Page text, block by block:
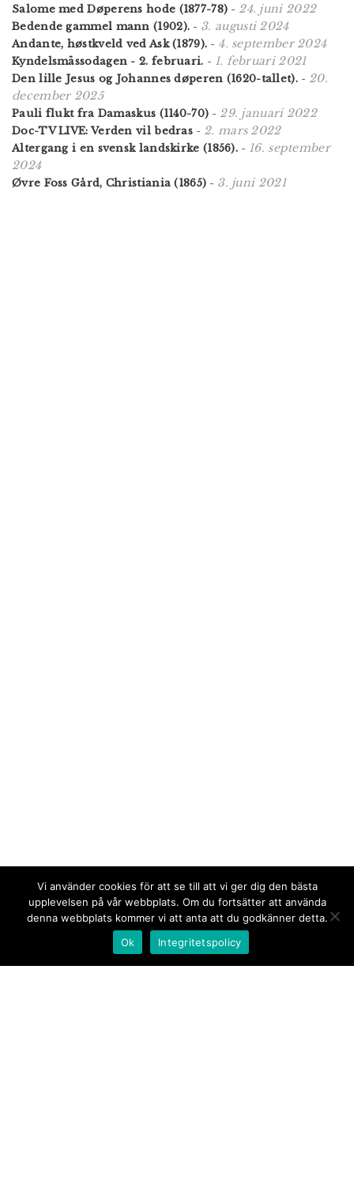
Salome med Døperens hode (1877-78) - 24. juni 2022
Bedende gammel mann (1902). - 3. augusti 2024
Andante, høstkveld ved Ask (1879). - 4. september 2024
Kyndelsmässodagen - 2. februari. - 1. februari 2021
Den lille Jesus og Johannes døperen (1620-tallet). - 20.
december 2025
Pauli flukt fra Damaskus (1140-70) - 29. januari 2022
Doc-TV LIVE: Verden vil bedras - 2. mars 2022
Altergang i en svensk landskirke (1856). - 16. september
2024
Øvre Foss Gård, Christiania (1865) - 3. juni 2021
Vi använder cookies för att se till att vi ger dig den bästa
upplevelsen på vår webbplats. Om du fortsätter att använda
denna webbplats kommer vi att anta att du godkänner detta.
Ok
Integritetspolicy